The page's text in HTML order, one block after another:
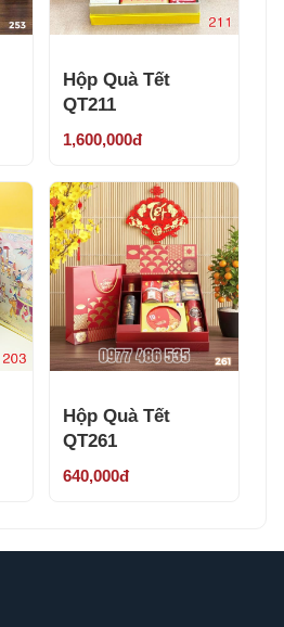
Hộp Quà Tết
QT211
1,600,000đ
Hộp Quà Tết
QT261
640,000đ